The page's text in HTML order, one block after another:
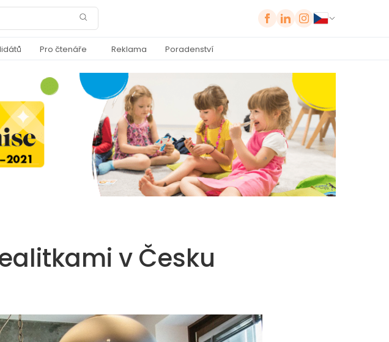
Pro čtenáře Reklama Poradenství
v Česku